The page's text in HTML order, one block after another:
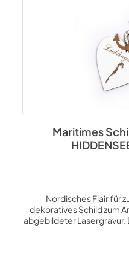
als Präsent an
Nikolaus, Geburtstag
Anlässen verschenkt
unserer Firma an der
und hergestellt. Geeignet
Nässe schützen.
weiß beschichtet,
Maritimes
Nordisches Flair für
dekoratives Schild zum
abgebildeter Lasergravur.